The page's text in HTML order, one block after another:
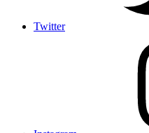
Twitter